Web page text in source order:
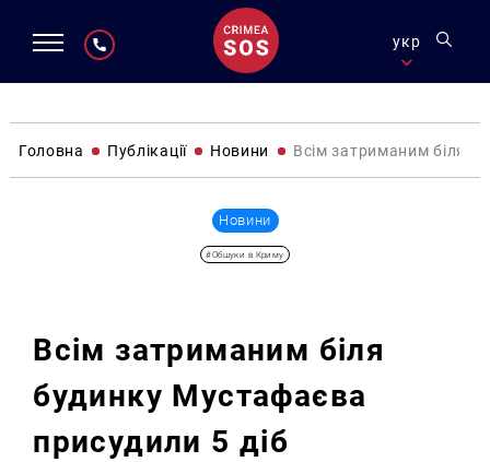
укр
Головна Публікації Новини Всім затриманим біля
Новини
#Обшуки в Криму
Всім затриманим біля
будинку Мустафаєва
присудили 5 діб